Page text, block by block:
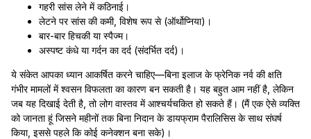
गहरी सांस लेने में कठिनाई।
लेटने पर सांस की कमी, विशेष रूप से (ऑर्थोप्निया)।
बार-बार हिचकी या स्पैज्म।
अस्पष्ट कंधे या गर्दन का दर्द (संदर्भित दर्द)।
ये संकेत आपका ध्यान आकर्षित करने चाहिए—बिना इलाज के फ्रेनिक नर्व की क्षति
गंभीर मामलों में श्वसन विफलता का कारण बन सकती है। यह बहुत आम नहीं है, लेकिन
जब यह दिखाई देती है, तो लोग वास्तव में आश्चर्यचकित हो सकते हैं। (मैं एक ऐसे व्यक्ति
को जानता हूं जिसने महीनों तक बिना निदान के डायफ्राम पैरालिसिस के साथ संघर्ष
किया, इससे पहले कि कोई कनेक्शन बना सके)।